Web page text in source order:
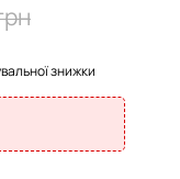
знижки